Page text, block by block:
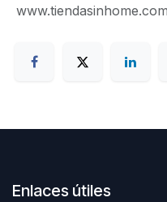
www.tiendasinhome.com
Enlaces útiles